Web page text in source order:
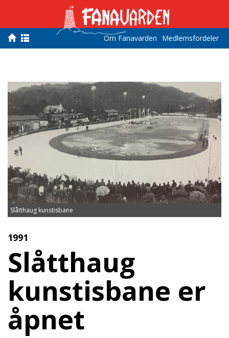
Om Fanavarden Medlemsfordeler
Slåtthaug kunstisbane
1991
Slåtthaug
kunstisbane er
åpnet